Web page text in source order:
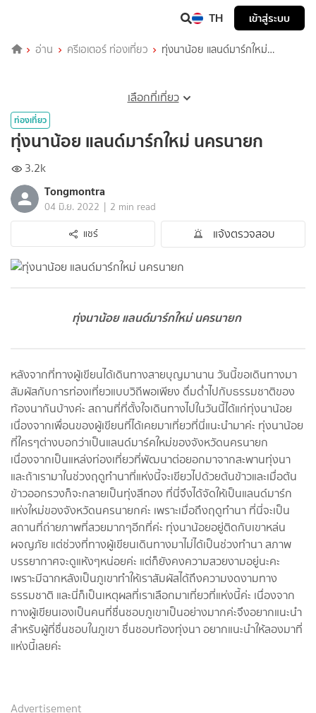
TH เข้าสู่ระบบ
อ่าน ครีเอเตอร์ ท่องเที่ยว
ทุ่งนาน้อย แลนด์มาร์กใหม่
เลือกที่เที่ยว
ท่องเที่ยว
ทุ่งนาน้อย แลนด์มาร์กใหม่ นครนายก
3.2k
Tongmontra
04 มิ.ย. 2022 | 2 min read
แชร์
แจ้งตรวจสอบ
ทุ่งนาน้อย แลนด์มาร์กใหม่ นครนายก
หลังจากที่ทางผู้เขียนได้เดินทางสายบุญมานาน วันนี้ขอเดินทางมา
สัมผัสกับการท่องเที่ยวแบบวิถีพอเพียง ดื่มด่ำไปกับธรรมชาติของ
ท้องนากันบ้างค่ะ สถานที่ที่ตั้งใจเดินทางไปในวันนี้ได้แก่ทุ่งนาน้อย
เนื่องจากเพื่อนของผู้เขียนที่ได้เคยมาเที่ยวที่นี่แนะนำมาค่ะ ทุ่งนาน้อย
ที่ใครๆต่างบอกว่าเป็นแลนด์มาร์คใหม่ของจังหวัดนครนายก
เนื่องจากเป็นแหล่งท่องเที่ยวที่พัฒนาต่อยอกมาจากสะพานทุ่งนา
และถ้าเรามาในช่วงฤดูทำนาที่แห่งนี้จะเขียวไปด้วยต้นข้าวและเมื่อต้น
ข้าวออกรวงก็จะกลายเป็นทุ่งสีทอง ที่นี่จึงได้จัดให้เป็นแลนด์มาร์ก
แห่งใหม่ของจังหวัดนครนายกค่ะ เพราะเมื่อถึงฤดูทำนา ที่นี่จะเป็น
สถานที่ถ่ายภาพที่สวยมากๆอีกที่ค่ะ ทุ่งนาน้อยอยู่ติดกับเขาหล่น
ผจญภัย แต่ช่วงที่ทางผู้เขียนเดินทางมาไม่ได้เป็นช่วงทำนา สภาพ
บรรยากาศจะดูแห้งๆหน่อยค่ะ แต่ก็ยังคงความสวยงามอยู่นะคะ
เพราะมีฉากหลังเป็นภูเขาทำให้เราสัมผัสได้ถึงความงดงามทาง
ธรรมชาติ และนี่ก็เป็นเหตุผลที่เราเลือกมาเที่ยวที่แห่งนี้ค่ะ เนื่องจาก
ทางผู้เขียนเองเป็นคนที่ชื่นชอบภูเขาเป็นอย่างมากค่ะจึงอยากแนะนำ
สำหรับผู้ที่ชื่นชอบในภูเขา ชื่นชอบท้องทุ่งนา อยากแนะนำให้ลองมาที่
แห่งนี้เลยค่ะ
Advertisement